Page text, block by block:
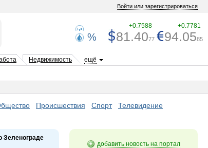
Войти или зарегистрироваться
%
+0.7588 +0.7781
81.4077 94.0585
Недвижимость ещё
Происшествия Спорт
Телевидение
добавить новость на портал